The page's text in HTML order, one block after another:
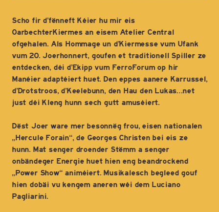
Scho fir d’fënneft Kéier hu mir eis
OarbechterKiermes an eisem Atelier Central
ofgehalen. Als Hommage un d’Kiermesse vum Ufank
vum 20. Joerhonnert, goufen et traditionell Spiller ze
entdecken, déi d’Ekipp vum FerroForum op hir
Manéier adaptéiert huet. Den eppes aanere Karrussel,
d’Drotstroos, d’Keelebunn, den Hau den Lukas…net
just déi Kleng hunn sech gutt amuséiert.
Dëst Joer ware mer besonnëg frou, eisen nationalen
„Hercule Forain“, de Georges Christen bei eis ze
hunn. Mat senger droender Stëmm a senger
onbändeger Energie huet hien eng beandrockend
„Power Show“ animéiert. Musikalesch begleed gouf
hien dobäi vu kengem aneren wéi dem Luciano
Pagliarini.